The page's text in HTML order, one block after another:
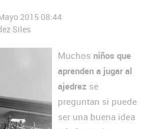
2015 08:44
Siles
Muchos niños que
aprenden a jugar al
ajedrez se
preguntan si puede
ser una buena idea